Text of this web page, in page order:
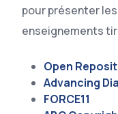
pour présenter
enseignements
Open
Advancing
FORCE11